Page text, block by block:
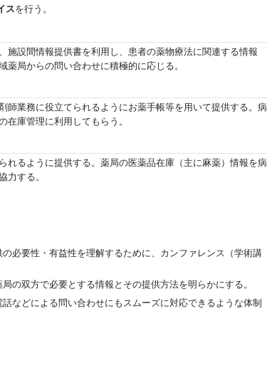
スを行う。
設間情報提供書を利用し、患者の薬物療法に関連する情報
薬局からの問い合わせに積極的に応じる。
師業務に役立てられるようにお薬手帳等を用いて提供する。病
在庫管理に利用してもらう。
るように提供する。薬局の医薬品在庫（主に麻薬）情報を病
力する。
必要性・有益性を理解するために、カンファレンス（学術講
の双方で必要とする情報とその提供方法を明らかにする。
などによる問い合わせにもスムーズに対応できるような体制